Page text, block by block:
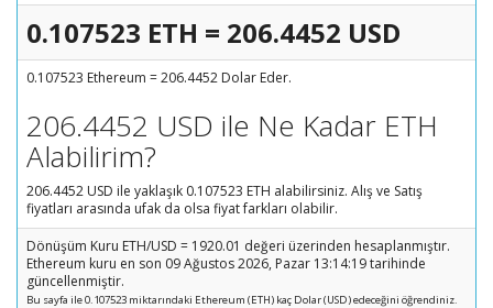
0.107523 ETH = 206.4452 USD
0.107523 Ethereum = 206.4452 Dolar Eder.
206.4452 USD ile Ne Kadar ETH
Alabilirim?
206.4452 USD ile yaklaşık 0.107523 ETH alabilirsiniz. Alış ve Satış
fiyatları arasında ufak da olsa fiyat farkları olabilir.
Dönüşüm Kuru ETH/USD = 1920.01 değeri üzerinden hesaplanmıştır.
Ethereum kuru en son 09 Ağustos 2026, Pazar 13:14:19 tarihinde
güncellenmiştir.
Bu sayfa ile 0.107523 miktarındaki Ethereum (ETH) kaç Dolar (USD) edeceğini öğrendiniz.